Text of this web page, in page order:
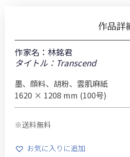
作品詳
作家名： 林銘君
タイトル：Transcend
墨、顔料、胡粉、雲肌麻紙
1620 × 1208 mm (100号)
※送料無料
お気に入りに追加